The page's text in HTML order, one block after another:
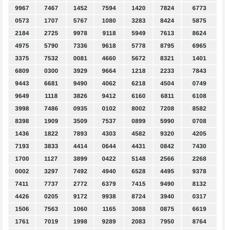
9967
7467 1452 7594 1420 7824
6773
0573
1707 5767 1080 3283 8424
5875
2184
2725 9978 9118 5949 7613
8624
4975
5790 7336 9618 5778 8795
6965
3375
7532 0081 4660 5672 8321
1401
6809
0300 3929 9664 1218 2233
7843
9443
6681 9490 4062 6218 4504
0749
9649
1118 3826 9412 6160 6811
6108
3998
7486 0935 0102 8002 7208
8582
8398
1909 3509 7537 0899 5990
0708
1436
1822 7893 4303 4582 9320
4205
7193
3833 4414 0644 4431 0842
7430
1700
1127 3899 0422 5148 2566
2268
0002
3297 7492 4940 6528 4495
9378
7411
7737 2772 6379 7415 9490
8132
4426
0205 9172 9938 8724 3940
0317
1506
7563 1060 1165 3088 0875
6619
1761
7019 1998 9289 2083 7950
8764